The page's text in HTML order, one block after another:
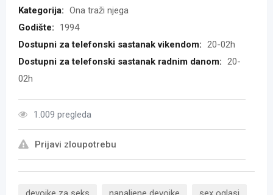
Kategorija: Ona traži njega
Godište:
1994
Dostupni za telefonski sastanak vikendom: 20-02h
Dostupni za telefonski sastanak radnim danom: 20-
02h
1.009 pregleda
Prijavi zloupotrebu